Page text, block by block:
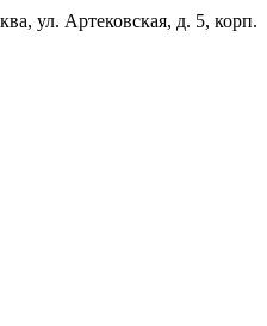
ул. Артековская, д. 5, корп.